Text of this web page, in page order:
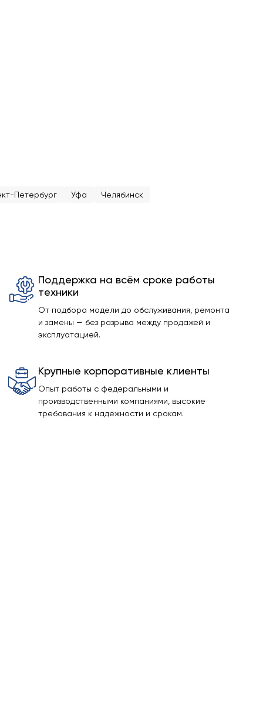
Петербург Уфа Челябинск
Поддержка на всём сроке работы
техники
От подбора модели до обслуживания, ремонта
и замены — без разрыва между продажей и
эксплуатацией.
Крупные корпоративные клиенты
Опыт работы с федеральными и
производственными компаниями, высокие
требования к надежности и срокам.